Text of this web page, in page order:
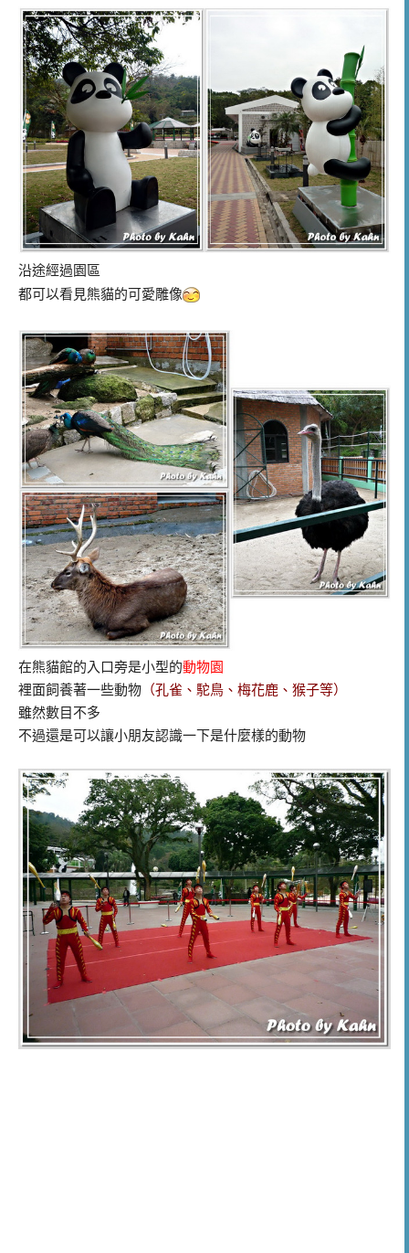
沿途經過園區
都可以看見熊貓的可愛雕像
在熊貓館的入口旁是小型的動物園
裡面飼養著一些動物 （孔雀、駝鳥、梅花鹿、猴子等）
雖然數目不多
不過還是可以讓小朋友認識一下是什麼樣的動物